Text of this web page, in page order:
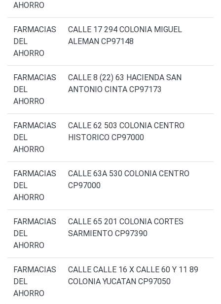
AHORRO
FARMACIAS
DEL
AHORRO
CALLE 17 294 COLONIA MIGUEL
ALEMAN CP97148
FARMACIAS
DEL
AHORRO
CALLE 8 (22) 63 HACIENDA SAN
ANTONIO CINTA CP97173
FARMACIAS
DEL
AHORRO
CALLE 62 503 COLONIA CENTRO
HISTORICO CP97000
FARMACIAS
DEL
AHORRO
CALLE 63A 530 COLONIA CENTRO
CP97000
FARMACIAS
DEL
AHORRO
CALLE 65 201 COLONIA CORTES
SARMIENTO CP97390
FARMACIAS
DEL
AHORRO
CALLE CALLE 16 X CALLE 60 Y 11 89
COLONIA YUCATAN CP97050